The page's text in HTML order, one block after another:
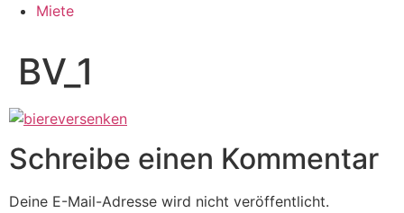
Miete
BV_1
Schreibe einen Kommentar
Deine E-Mail-Adresse wird nicht veröffentlicht.